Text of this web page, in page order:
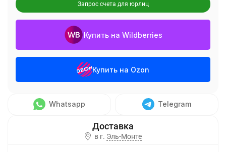
Запрос счета для юрлиц
Купить на Wildberries
Купить на Ozon
Whatsapp Telegram
в г. Эль-Монте